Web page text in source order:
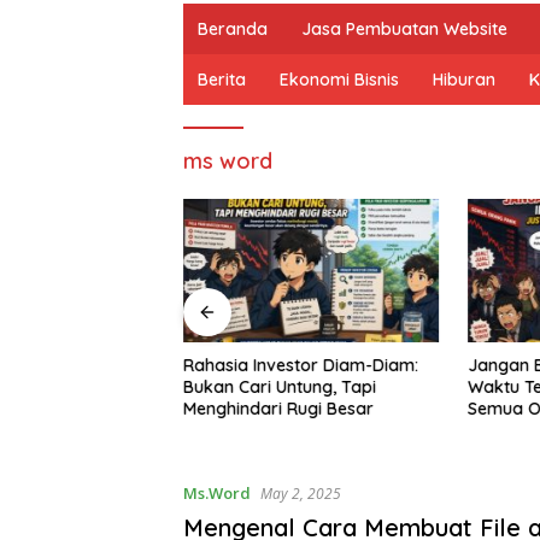
Beranda Jasa Pembuatan Website
Berita Ekonomi Bisnis Hiburan
ms word
Rahasia Investor Diam-Diam:
Bukan Cari Untung, Tapi
Menghindari Rugi Besar
Jangan
Waktu
Semua
Ms.Word May 2, 2025
Mengenal Cara Membuat File